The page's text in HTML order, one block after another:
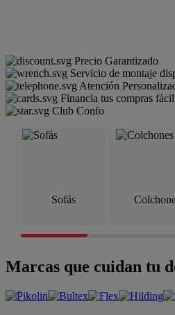
Precio Garantizado
Servicio de montaje
Atención
Financia tus compras
Club Confo
Sofás
Marcas que cuidan tu